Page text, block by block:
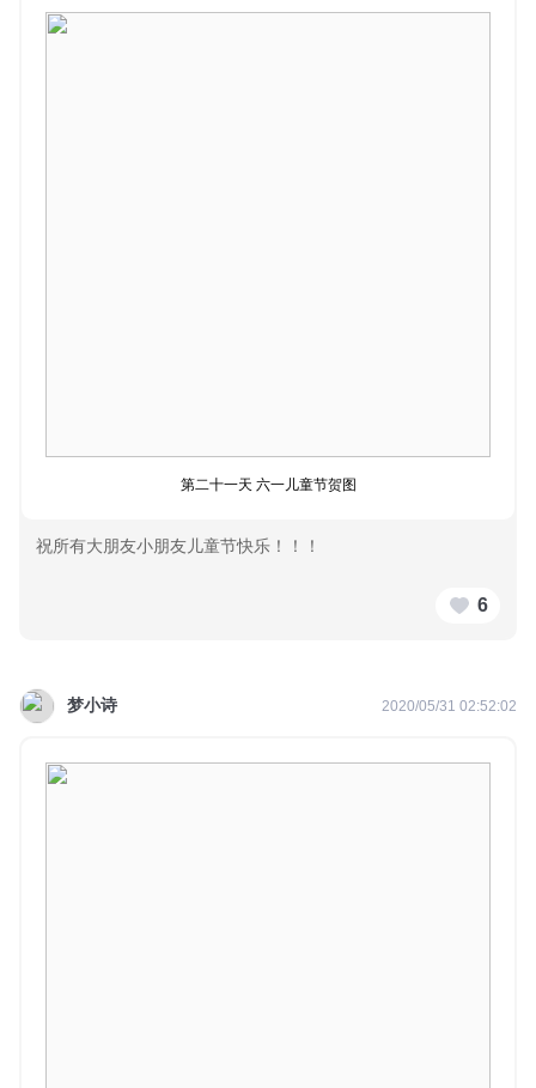
第二十一天 六一儿童节贺图
祝所有大朋友小朋友儿童节快乐！！！
6
梦小诗 2020/05/31 02:52:02